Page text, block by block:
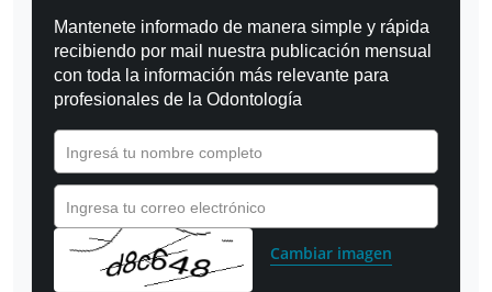
Mantenete informado de manera simple y rápida
recibiendo por mail nuestra publicación mensual
con toda la información más relevante para
profesionales de la Odontología
Ingresá tu nombre completo
Ingresa tu correo electrónico
Cambiar imagen